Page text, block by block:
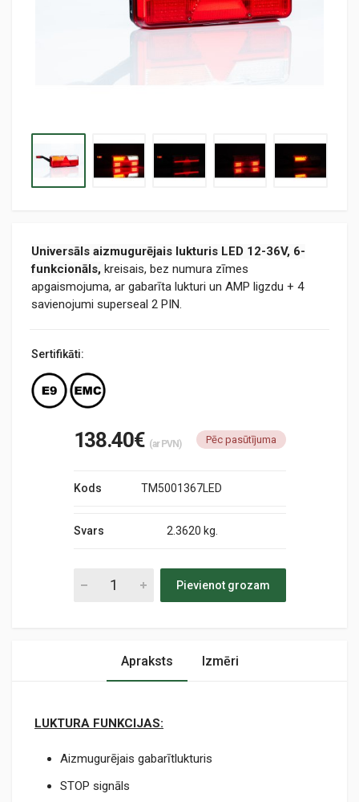
Universāls aizmugurējais lukturis LED 12-36V, 6-
funkcionāls, kreisais, bez numura zīmes
apgaismojuma, ar gabarīta lukturi un AMP ligzdu + 4
savienojumi superseal 2 PIN.
Sertifikāti:
138.40€ (ar PVN) Pēc pasūtījuma
Kods TM5001367LED
Svars 2.3620 kg.
Pievienot grozam
Apraksts Izmēri
LUKTURA FUNKCIJAS:
Aizmugurējais gabarītlukturis
STOP signāls